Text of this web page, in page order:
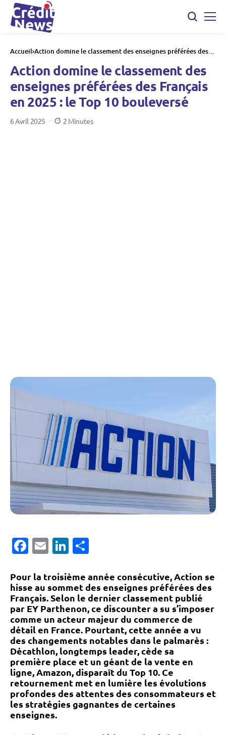
Accueil Action domine le classement des enseignes préférées des
Action domine le classement des
enseignes préférées des Français
en 2025 : le Top 10 bouleversé
6 Avril 2025 2 Minutes
Facebook
EmailLinkedIn
Pour la troisième année consécutive, Action se
hisse au sommet des enseignes préférées des
Français. Selon le dernier classement publié
par EY Parthenon, ce discounter a su s’imposer
comme un acteur majeur du commerce de
détail en France. Pourtant, cette année a vu
des changements notables dans le palmarès :
Décathlon, longtemps leader, cède sa
première place et un géant de la vente en
ligne, Amazon, disparaît du Top 10. Ce
retournement met en lumière les évolutions
profondes des attentes des consommateurs et
les stratégies gagnantes de certaines
enseignes.